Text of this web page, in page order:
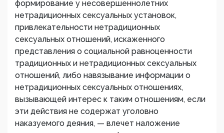
формирование у несовершеннолетних
нетрадиционных сексуальных установок,
привлекательности нетрадиционных
сексуальных отношений, искаженного
представления о социальной равноценности
традиционных и нетрадиционных сексуальных
отношений, либо навязывание информации о
нетрадиционных сексуальных отношениях,
вызывающей интерес к таким отношениям, если
эти действия не содержат уголовно
наказуемого деяния, — влечет наложение